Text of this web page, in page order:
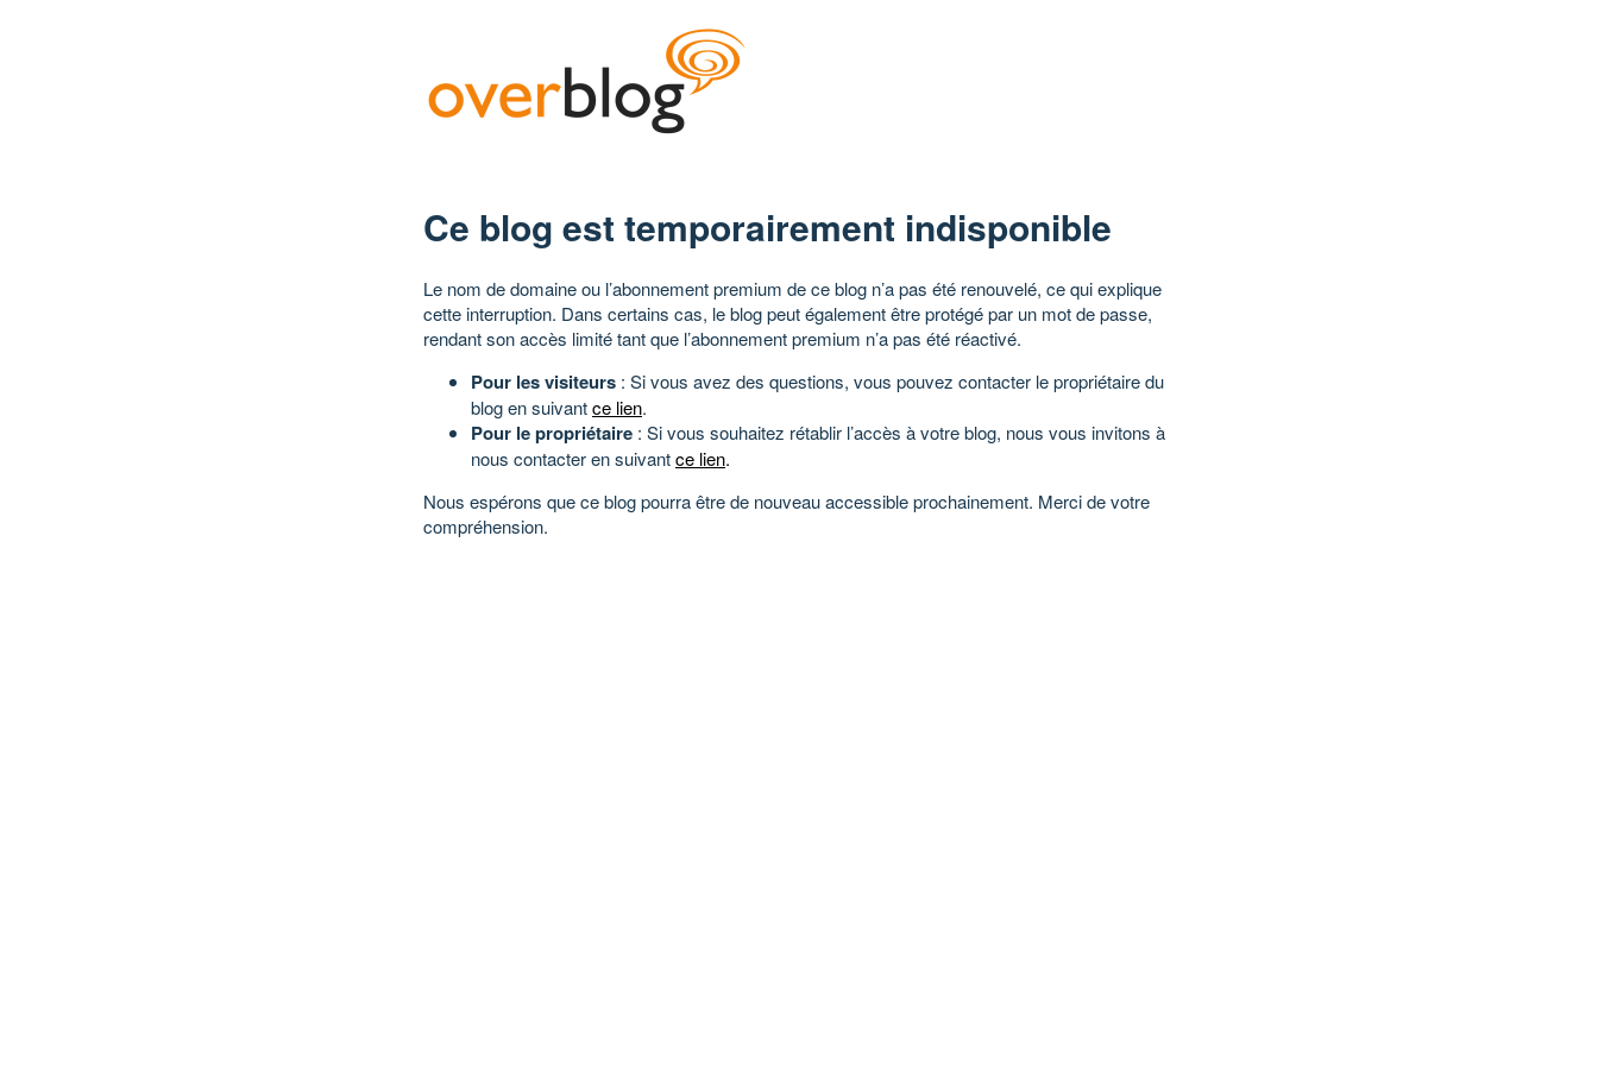
Ce blog est temporairement indisponible
Le nom de domaine ou l’abonnement premium de ce blog n’a pas été renouvelé, ce qui explique
cette interruption. Dans certains cas, le blog peut également être protégé par un mot de passe,
rendant son accès limité tant que l’abonnement premium n’a pas été réactivé.
Pour les visiteurs : Si vous avez des questions, vous pouvez contacter le propriétaire du
blog en suivantce lien.
Pour le propriétaire : Si vous souhaitez rétablir l’accès à votre blog, nous vous invitons à
nous contacter en suivantce lien.
Nous espérons que ce blog pourra être de nouveau accessible prochainement. Merci de votre
compréhension.